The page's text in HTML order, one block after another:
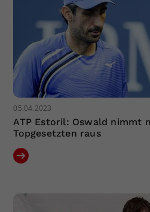
05.04.2023
ATP Estoril: Oswald nimmt
Topgesetzten raus